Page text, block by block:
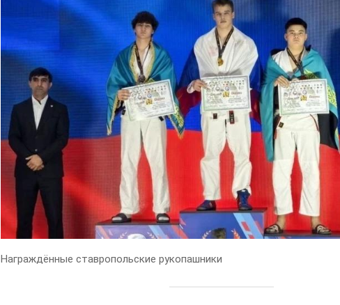
Награждённые ставропольские рукопашники